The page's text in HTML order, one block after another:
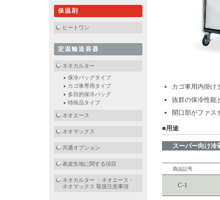
カゴ車用内掛け
抜群の保冷性能
開口部がファス
■用途
スーパー向け冷
商品記号
C-1
保温剤
ヒートワン
定温輸送容器
ネオカルター
保冷バッグタイプ
カゴ車専用タイプ
多目的保冷バッグ
特殊品タイプ
ネオエース
ネオマックス
共通オプション
表皮生地に関する項目
ネオカルター ・ネオエース・
ネオマックス 取扱注意事項